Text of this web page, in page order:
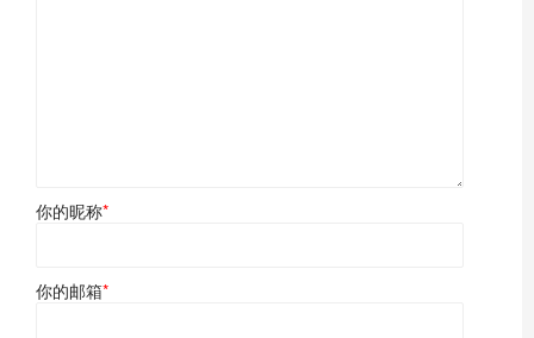
你的昵称*
你的邮箱*